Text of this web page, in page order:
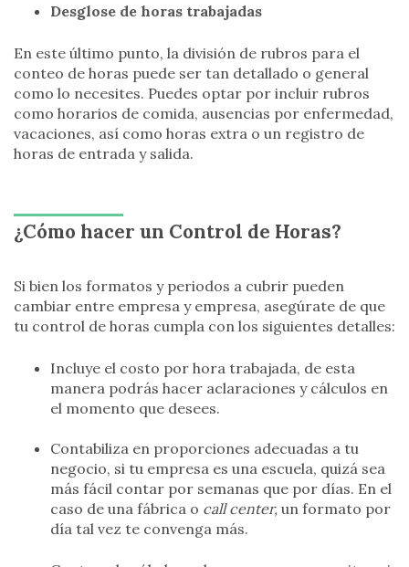
Desglose de horas trabajadas
En este último punto, la división de rubros para el
conteo de horas puede ser tan detallado o general
como lo necesites. Puedes optar por incluir rubros
como horarios de comida, ausencias por enfermedad,
vacaciones, así como horas extra o un registro de
horas de entrada y salida.
¿Cómo hacer un Control de Horas?
Si bien los formatos y periodos a cubrir pueden
cambiar entre empresa y empresa, asegúrate de que
tu control de horas cumpla con los siguientes detalles:
Incluye el costo por hora trabajada, de esta
manera podrás hacer aclaraciones y cálculos en
el momento que desees.
Contabiliza en proporciones adecuadas a tu
negocio, si tu empresa es una escuela, quizá sea
más fácil contar por semanas que por días. En el
caso de una fábrica o call center, un formato por
día tal vez te convenga más.